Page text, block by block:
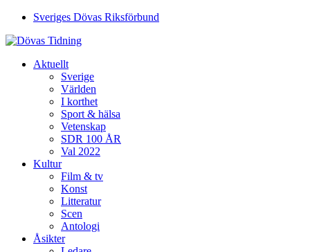
Sveriges Dövas Riksförbund
Aktuellt
Sverige
Världen
I korthet
Sport & hälsa
Vetenskap
SDR 100 ÅR
Val 2022
Kultur
Film & tv
Konst
Litteratur
Scen
Antologi
Åsikter